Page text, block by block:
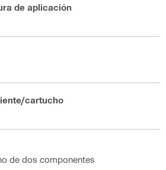
de aplicación
cartucho
de dos componentes